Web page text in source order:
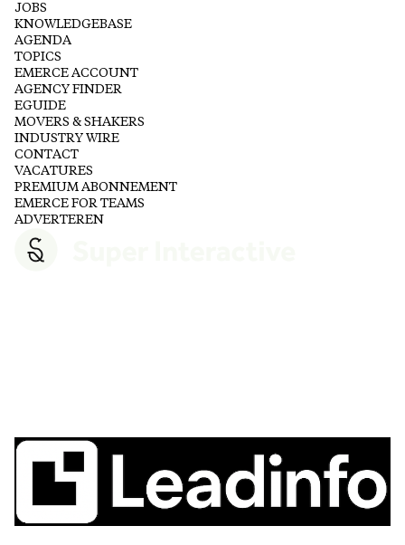
JOBS
KNOWLEDGEBASE
AGENDA
TOPICS
EMERCE ACCOUNT
AGENCY FINDER
EGUIDE
MOVERS & SHAKERS
INDUSTRY WIRE
CONTACT
VACATURES
PREMIUM ABONNEMENT
EMERCE FOR TEAMS
ADVERTEREN